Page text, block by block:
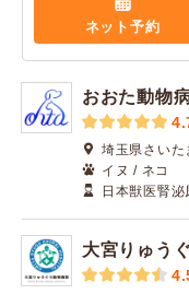
ネット予約
おおた動物
埼玉県さい
イヌ / ネコ
日本獣医腎
大宮りゅう